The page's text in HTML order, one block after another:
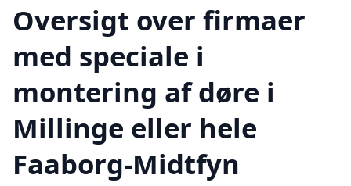
Oversigt over firmaer
med speciale i
montering af døre i
Millinge eller hele
Faaborg-Midtfyn